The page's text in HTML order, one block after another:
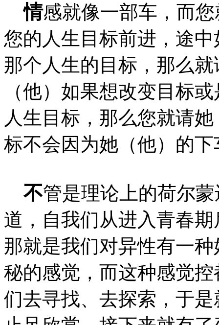
情感就像一部车，而
您的人生目标前进，途
那个人生的目标，那么
（他）如果想改变目标
人生目标，那么您就请
标不会因为她（他）的
不管是理论上的荷尔
道，自我们从进入青春
那就是我们对异性有一
秘的感觉，而这种感觉
们去寻找、去探索，于